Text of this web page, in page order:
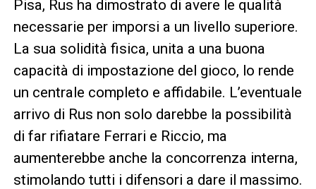
Pisa, Rus ha dimostrato di avere le qualità
necessarie per imporsi a un livello superiore.
La sua solidità fisica, unita a una buona
capacità di impostazione del gioco, lo rende
un centrale completo e affidabile. L’eventuale
arrivo di Rus non solo darebbe la possibilità
di far rifiatare Ferrari e Riccio, ma
aumenterebbe anche la concorrenza interna,
stimolando tutti i difensori a dare il massimo.